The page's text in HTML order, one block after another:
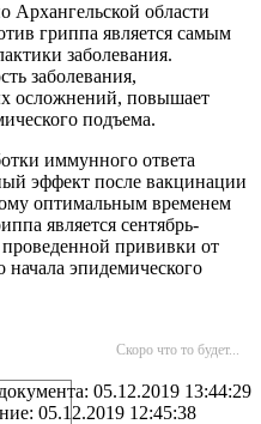
Архангельской области
гриппа является самым
заболевания.
заболевания,
осложнений, повышает
подъема.
иммунного ответа
эффект после вакцинации
оптимальным временем
является сентябрь-
прививки от
начала эпидемического
Скоро что то будет...
05.12.2019 13:44:29
05.12.2019 12:45:38